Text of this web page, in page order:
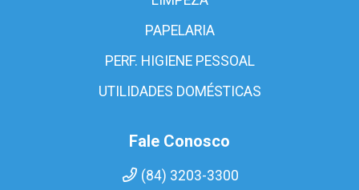
PAPELARIA
PERF. HIGIENE PESSOAL
UTILIDADES DOMÉSTICAS
Fale Conosco
(84) 3203-3300